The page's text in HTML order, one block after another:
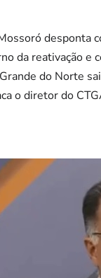
desponta
da reativação
do Norte
o diretor do